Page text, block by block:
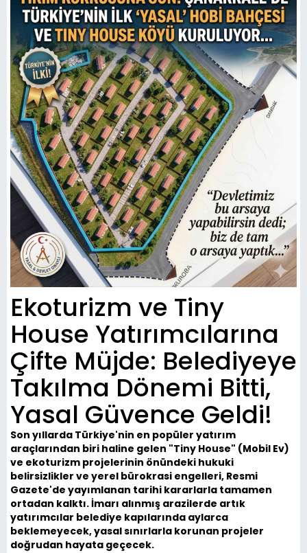
Ekoturizm ve Tiny
House Yatırımcılarına
Çifte Müjde: Belediyeye
Takılma Dönemi Bitti,
Yasal Güvence Geldi!
Son yıllarda Türkiye'nin en popüler yatırım
araçlarından biri haline gelen "Tiny House" (Mobil Ev)
ve ekoturizm projelerinin önündeki hukuki
belirsizlikler ve yerel bürokrasi engelleri, Resmi
Gazete'de yayımlanan tarihi kararlarla tamamen
ortadan kalktı. İmarı alınmış arazilerde artık
yatırımcılar belediye kapılarında aylarca
beklemeyecek, yasal sınırlarla korunan projeler
doğrudan hayata geçecek.